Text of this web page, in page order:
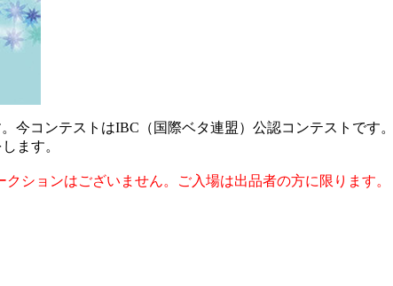
今コンテストはIBC（国際ベタ連盟）公認コンテストです
ます。
ションはございません。ご入場は出品者の方に限ります